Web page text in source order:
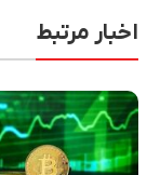
اخبار مرتبط